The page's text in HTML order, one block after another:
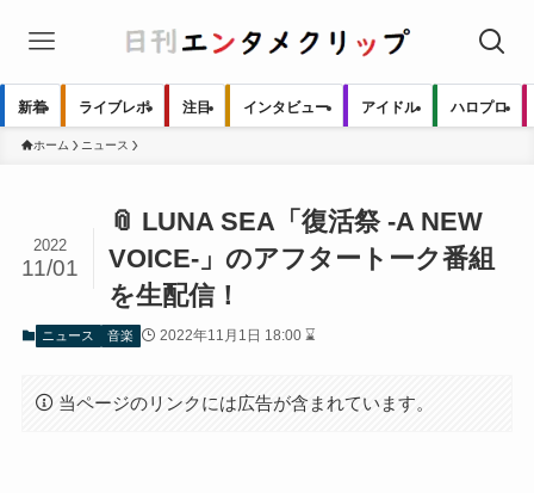
新着 ライブレポ 注目 インタビュー アイドル ハロプロ
ホーム ニュース
📎 LUNA SEA「復活祭 -A NEW
VOICE-」のアフタートーク番組
を生配信！
2022
11/01
ニュース 音楽 2022年11月1日 18:00 ⌛
当ページのリンクには広告が含まれています。